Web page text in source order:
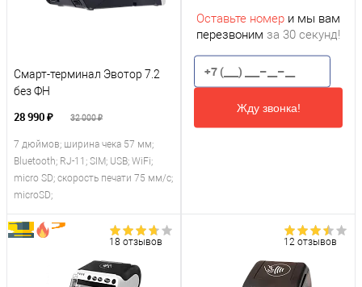
Смарт-терминал Эвотор 7.2
без ФН
28 990 ₽ 32 000 ₽
7 дюймов; ширина чека 57 мм;
Bluetooth; RJ-11; SIM; USB; WiFi;
micro SD; скорость печати 75 мм/с;
microSD;
Оставьте номер и мы вам
перезвоним за 30 секунд!
Жду звонка!
18 отзывов 12 отзывов